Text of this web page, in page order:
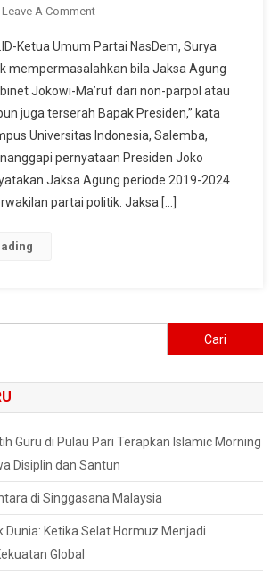
Leave A CommentOn
Nasdem
Tak
Masalahkan
Jaksa
Agung
Dari
Non-
Parpol
Ketua Umum Partai NasDem, Surya
mempermasalahkan bila Jaksa Agung
Jokowi-Ma’ruf dari non-parpol atau
juga terserah Bapak Presiden,” kata
Universitas Indonesia, Salemba,
pernyataan Presiden Joko
Jaksa Agung periode 2019-2024
partai politik. Jaksa […]
untuk:
Guru di Pulau Pari Terapkan Islamic Morning
Disiplin dan Santun
di Singgasana Malaysia
Dunia: Ketika Selat Hormuz Menjadi
Global